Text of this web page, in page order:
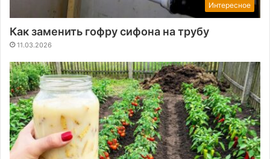
Интересное
Как заменить гофру сифона на трубу
11.03.2026